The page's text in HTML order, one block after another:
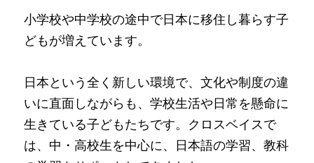
小学校や中学校の途中で日本に移住し暮らす子
どもが増えています。
日本という全く新しい環境で、文化や制度の違
いに直面しながらも、学校生活や日常を懸命に
生きている子どもたちです。クロスベイスで
は、中・高校生を中心に、日本語の学習、教科